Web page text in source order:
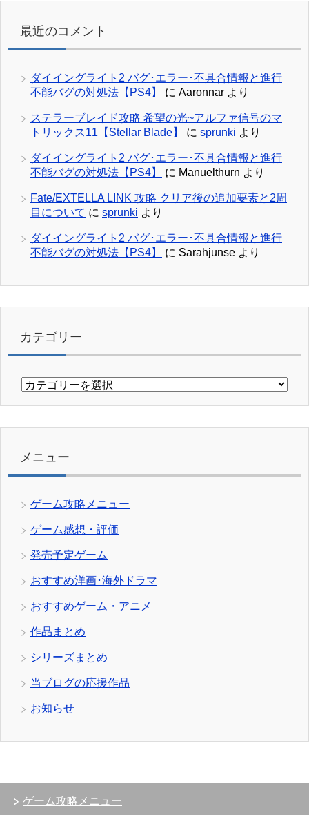
最近のコメント
ダイイングライト2 バグ･エラー･不具合情報と進行
不能バグの対処法【PS4】
に Aaronnar より
ステラーブレイド攻略 希望の光~アルファ信号のマ
トリックス11【Stellar Blade】
に sprunki より
ダイイングライト2 バグ･エラー･不具合情報と進行
不能バグの対処法【PS4】
に Manuelthurn より
Fate/EXTELLA LINK 攻略 クリア後の追加要素と2周
目について に sprunki より
ダイイングライト2 バグ･エラー･不具合情報と進行
不能バグの対処法【PS4】
に Sarahjunse より
カテゴリー
カ
リ
メニュー
ゲーム攻略メニュー
ゲーム感想・評価
発売予定ゲーム
おすすめ洋画･海外ドラマ
おすすめゲーム・アニメ
作品まとめ
シリーズまとめ
当ブログの応援作品
お知らせ
ゲーム攻略メニュー